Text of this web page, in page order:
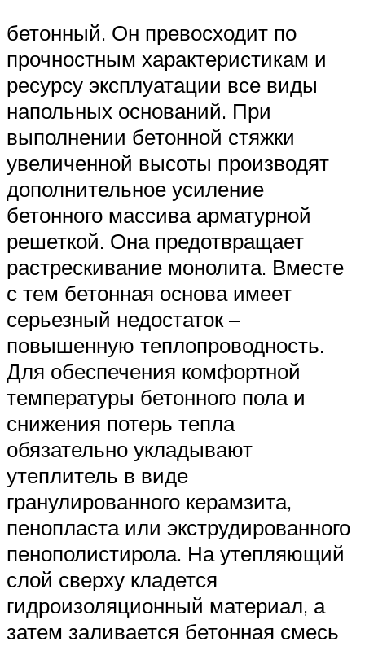
бетонный. Он превосходит по
прочностным характеристикам и
ресурсу эксплуатации все виды
напольных оснований. При
выполнении бетонной стяжки
увеличенной высоты производят
дополнительное усиление
бетонного массива арматурной
решеткой. Она предотвращает
растрескивание монолита. Вместе
с тем бетонная основа имеет
серьезный недостаток –
повышенную теплопроводность.
Для обеспечения комфортной
температуры бетонного пола и
снижения потерь тепла
обязательно укладывают
утеплитель в виде
гранулированного керамзита,
пенопласта или экструдированного
пенополистирола. На утепляющий
слой сверху кладется
гидроизоляционный материал, а
затем заливается бетонная смесь